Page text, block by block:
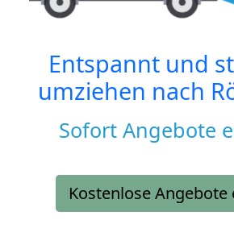
Entspannt und
umziehen nach
Sofort Angebote
Kostenlose Angebote